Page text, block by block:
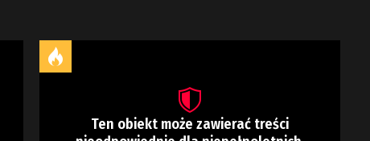
Ten obiekt może zawierać treści